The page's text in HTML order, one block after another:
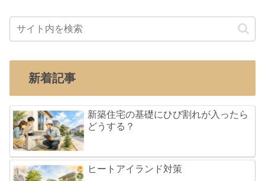
新着記事
新築住宅の基礎にひび割れが入ったら
どうする？
ヒートアイランド対策